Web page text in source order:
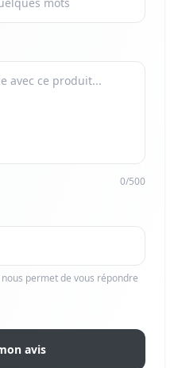
0/500
permet de vous répondre
avis